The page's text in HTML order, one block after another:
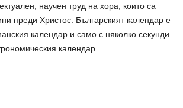
научен труд на хора, които са
преди Христос. Българският календар е
календар и само с няколко секунди
календар.